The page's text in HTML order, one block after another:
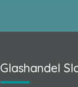
Glashandel